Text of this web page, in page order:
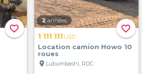
favorite_border favorite_border
2 années
1 111 111 USD
Location camion Howo 10
roues
location_on Lubumbashi, RDC